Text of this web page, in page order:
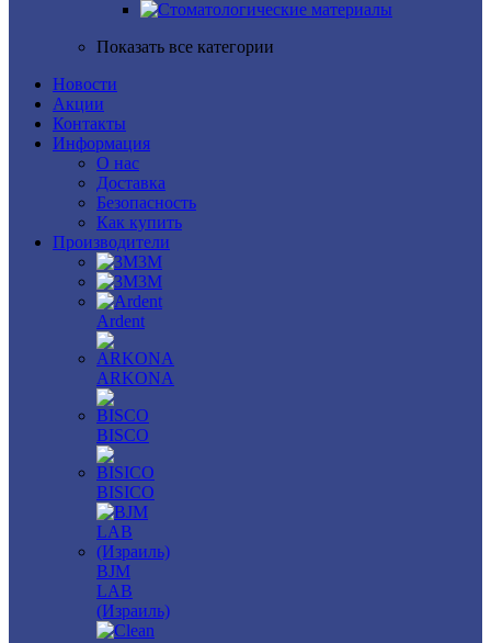
Показать все категории
Новости
Акции
Контакты
Информация
О нас
Доставка
Безопасность
Как купить
Производители
3M
3М
Ardent
ARKONA
BISCO
BISICO
BJM
LAB
(Израиль)